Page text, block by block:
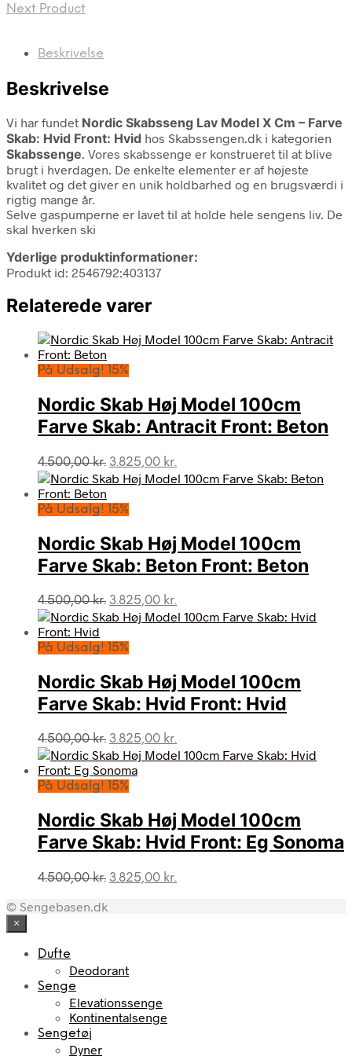
Next Product
Beskrivelse
Beskrivelse
Vi har fundet Nordic Skabsseng Lav Model X Cm – Farve
Skab: Hvid Front: Hvid hos Skabssengen.dk i kategorien
Skabssenge. Vores skabssenge er konstrueret til at blive
brugt i hverdagen. De enkelte elementer er af højeste
kvalitet og det giver en unik holdbarhed og en brugsværdi i
rigtig mange år.
Selve gaspumperne er lavet til at holde hele sengens liv. De
skal hverken ski
Yderlige produktinformationer:
Produkt id: 2546792:403137
Relaterede varer
På Udsalg! 15%
Nordic Skab Høj Model 100cm
Farve Skab: Antracit Front: Beton
4.500,00kr. Den
oprindelige
var:
3.825,00 kr.
aktuelle
På Udsalg! 15%
Nordic Skab Høj Model 100cm
Farve Skab: Beton Front: Beton
4.500,00kr. Den
oprindelige
var:
3.825,00 kr.
aktuelle
På Udsalg! 15%
Nordic Skab Høj Model 100cm
Farve Skab: Hvid Front: Hvid
4.500,00kr. Den
oprindelige
pris
var:
3.825,00 kr.
aktuelle
På Udsalg! 15%
Nordic Skab Høj Model 100cm
Farve Skab: Hvid Front: Eg Sonoma
4.500,00kr. Den
3.825,00 kr.
© Sengebasen.dk
×
Dufte
Deodorant
Senge
Elevationssenge
Kontinentalsenge
Sengetøj
Dyner